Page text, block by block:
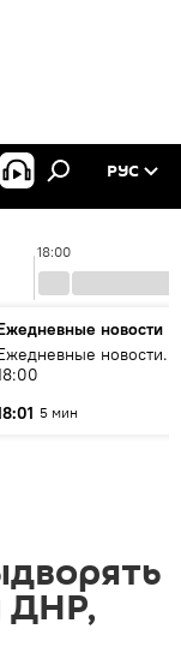
РУС
18:00
новости
новости.
5 мин
ДНР,